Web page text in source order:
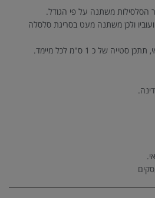
הסלסילות משתנה על פי הגודל.
ולכן משתנה מעט בסריגת סלסלה
של כ 1 ס"מ לכל מיימד.